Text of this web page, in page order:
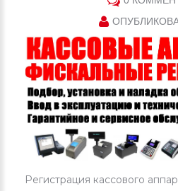
Регистрация кассового